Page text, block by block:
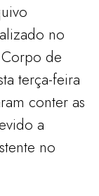
no
de
terça-feira
conter as
a
no